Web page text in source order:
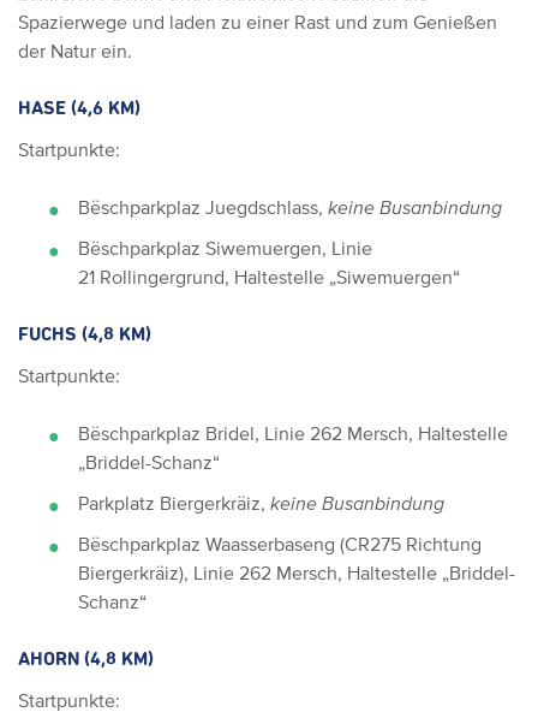
Spazierwege und laden zu einer Rast und zum Genießen
der Natur ein.
HASE (4,6 KM)
Startpunkte:
Bëschparkplaz Juegdschlass, keine Busanbindung
Bëschparkplaz Siwemuergen, Linie
21 Rollingergrund, Haltestelle „Siwemuergen“
FUCHS (4,8 KM)
Startpunkte:
Bëschparkplaz Bridel, Linie 262 Mersch, Haltestelle
„Briddel-Schanz“
Parkplatz Biergerkräiz, keine Busanbindung
Bëschparkplaz Waasserbaseng (CR275 Richtung
Biergerkräiz), Linie 262 Mersch, Haltestelle „Briddel-
Schanz“
AHORN (4,8 KM)
Startpunkte: